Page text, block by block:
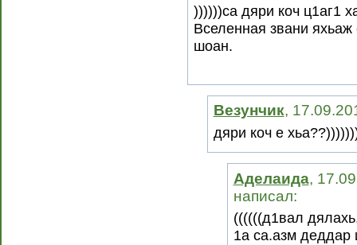
))))))са дяри коч ц1аг1
Вселенная звани яхьаж
шоан.
Везунчик,
дяри коч е
Аделаида,
написал:
((((((д1вал
1а са.азм деддар